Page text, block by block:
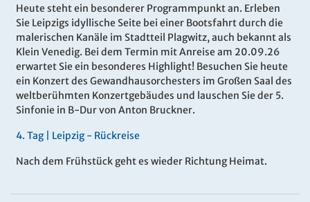
Heute steht ein besonderer Programmpunkt an. Erleben
Sie Leipzigs idyllische Seite bei einer Bootsfahrt durch die
malerischen Kanäle im Stadtteil Plagwitz, auch bekannt als
Klein Venedig. Bei dem Termin mit Anreise am 20.09.26
erwartet Sie ein besonderes Highlight! Besuchen Sie heute
ein Konzert des Gewandhausorchesters im Großen Saal des
weltberühmten Konzertgebäudes und lauschen Sie der 5.
Sinfonie in B-Dur von Anton Bruckner.
4. Tag | Leipzig- Rückreise
Nach dem Frühstück geht es wieder RichtungHeimat.